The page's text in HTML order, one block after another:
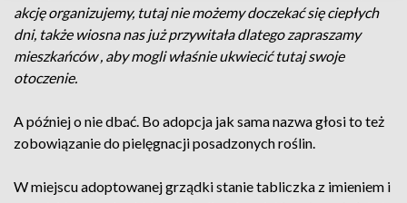
akcję organizujemy, tutaj nie możemy doczekać się ciepłych
dni, także wiosna nas już przywitała dlatego zapraszamy
mieszkańców , aby mogli właśnie ukwiecić tutaj swoje
otoczenie.
A później o nie dbać. Bo adopcja jak sama nazwa głosi to też
zobowiązanie do pielęgnacji posadzonych roślin.
W miejscu adoptowanej grządki stanie tabliczka z imieniem i